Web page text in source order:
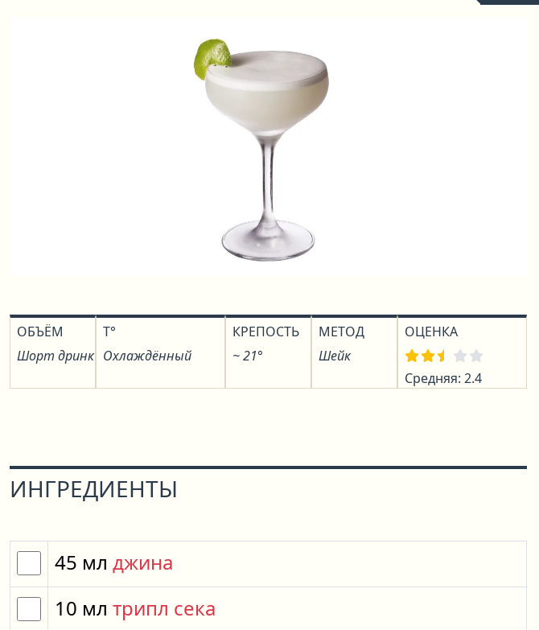
ОБЪЁМ
Шорт дринк
T°
Охлаждённый
КРЕПОСТЬ
~ 21°
МЕТОД
Шейк
ОЦЕНКА
Средняя: 2.4
ИНГРЕДИЕНТЫ
45 мл джина
10 мл трипл сека